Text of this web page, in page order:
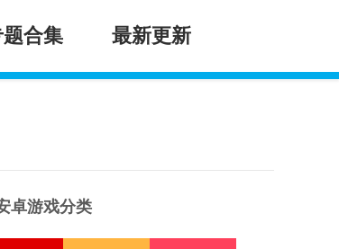
合集 最新更新
卓游戏分类